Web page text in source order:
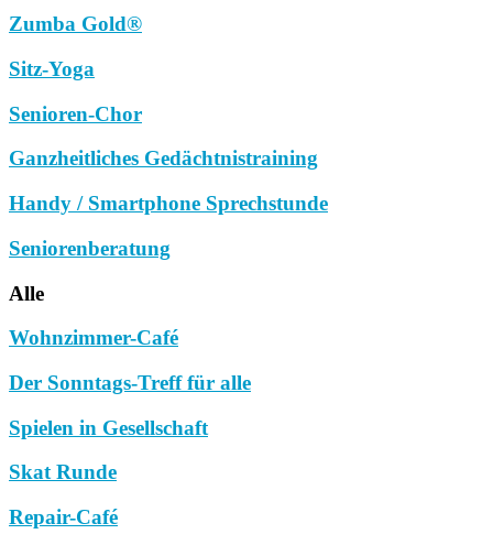
Zumba Gold®
Sitz-Yoga
Senioren-Chor
Ganzheitliches Gedächtnistraining
Handy / Smartphone Sprechstunde
Seniorenberatung
Alle
Wohnzimmer-Café
Der Sonntags-Treff für alle
Spielen in Gesellschaft
Skat Runde
Repair-Café